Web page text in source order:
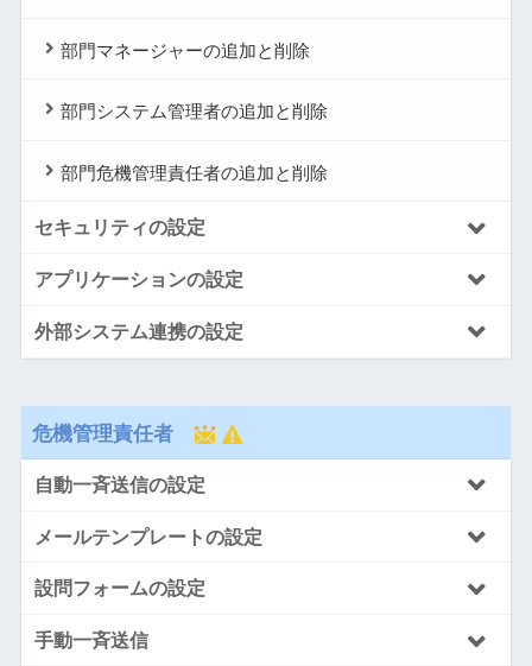
部門マネージャーの追加と削除
部門システム管理者の追加と削除
部門危機管理責任者の追加と削除
セキュリティの設定
アプリケーションの設定
外部システム連携の設定
危機管理責任者
自動一斉送信の設定
メールテンプレートの設定
設問フォームの設定
手動一斉送信